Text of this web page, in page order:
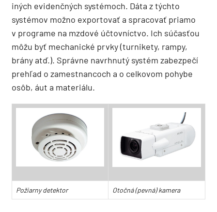
iných evidenčných systémoch. Dáta z týchto
systémov možno exportovať a spracovať priamo
v programe na mzdové účtovníctvo. Ich súčasťou
môžu byť mechanické prvky (turnikety, rampy,
brány atď.). Správne navrhnutý systém zabezpečí
prehľad o zamestnancoch a o celkovom pohybe
osôb, áut a materiálu.
Požiarny detektor Otočná (pevná) kamera